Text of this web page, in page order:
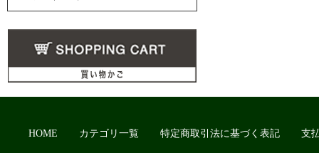
HOME カテゴリ一覧 特定商取引法に基づく表記 支